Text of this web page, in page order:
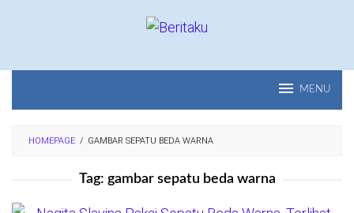
MENU
HOMEPAGE / GAMBAR SEPATU BEDA WARNA
Tag: gambar sepatu beda warna